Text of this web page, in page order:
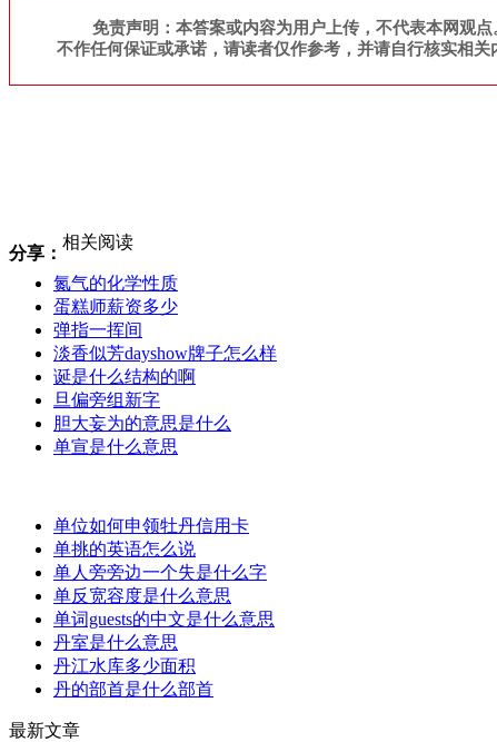
免责声明：本答案或内容为用户上传，不代表本网观
不作任何保证或承诺，请读者仅作参考，并请自行核实相关
分享：
相关阅读
氮气的化学性质
蛋糕师薪资多少
弹指一挥间
淡香似芳dayshow牌子怎么样
诞是什么结构的啊
旦偏旁组新字
胆大妄为的意思是什么
单宣是什么意思
单位如何申领牡丹信用卡
单挑的英语怎么说
单人旁旁边一个失是什么字
单反宽容度是什么意思
单词guests的中文是什么意思
丹室是什么意思
丹江水库多少面积
丹的部首是什么部首
最新文章